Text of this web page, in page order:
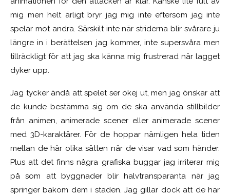
mig men helt ärligt bryr jag mig inte eftersom jag inte
spelar mot andra. Särskilt inte när striderna blir svårare ju
längre in i berättelsen jag kommer, inte supersvåra men
tillräckligt för att jag ska känna mig frustrerad när lagget
dyker upp.
Jag tycker ändå att spelet ser okej ut, men jag önskar att
de kunde bestämma sig om de ska använda stillbilder
från animen, animerade scener eller animerade scener
med 3D-karaktärer. För de hoppar nämligen hela tiden
mellan de här olika sätten när de visar vad som händer.
Plus att det finns några grafiska buggar jag irriterar mig
på som att byggnader blir halvtransparanta när jag
springer bakom dem i staden. Jag gillar dock att de har